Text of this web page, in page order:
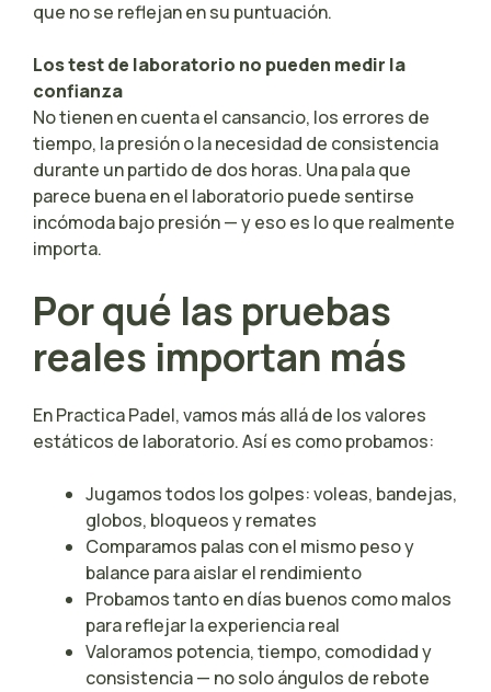
que no se reflejan en su puntuación.
Los test de laboratorio no pueden medir la
confianza
No tienen en cuenta el cansancio, los errores de
tiempo, la presión o la necesidad de consistencia
durante un partido de dos horas. Una pala que
parece buena en el laboratorio puede sentirse
incómoda bajo presión — y eso es lo que realmente
importa.
Por qué las pruebas
reales importan más
En Practica Padel, vamos más allá de los valores
estáticos de laboratorio. Así es como probamos:
Jugamos todos los golpes: voleas, bandejas,
globos, bloqueos y remates
Comparamos palas con el mismo peso y
balance para aislar el rendimiento
Probamos tanto en días buenos como malos
para reflejar la experiencia real
Valoramos potencia, tiempo, comodidad y
consistencia — no solo ángulos de rebote